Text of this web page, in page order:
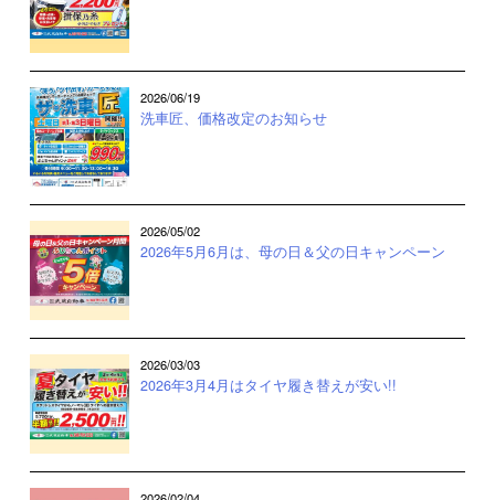
2026/06/19
洗車匠、価格改定のお知らせ
2026/05/02
2026年5月6月は、母の日＆父の日キャンペーン
2026/03/03
2026年3月4月はタイヤ履き替えが安い!!